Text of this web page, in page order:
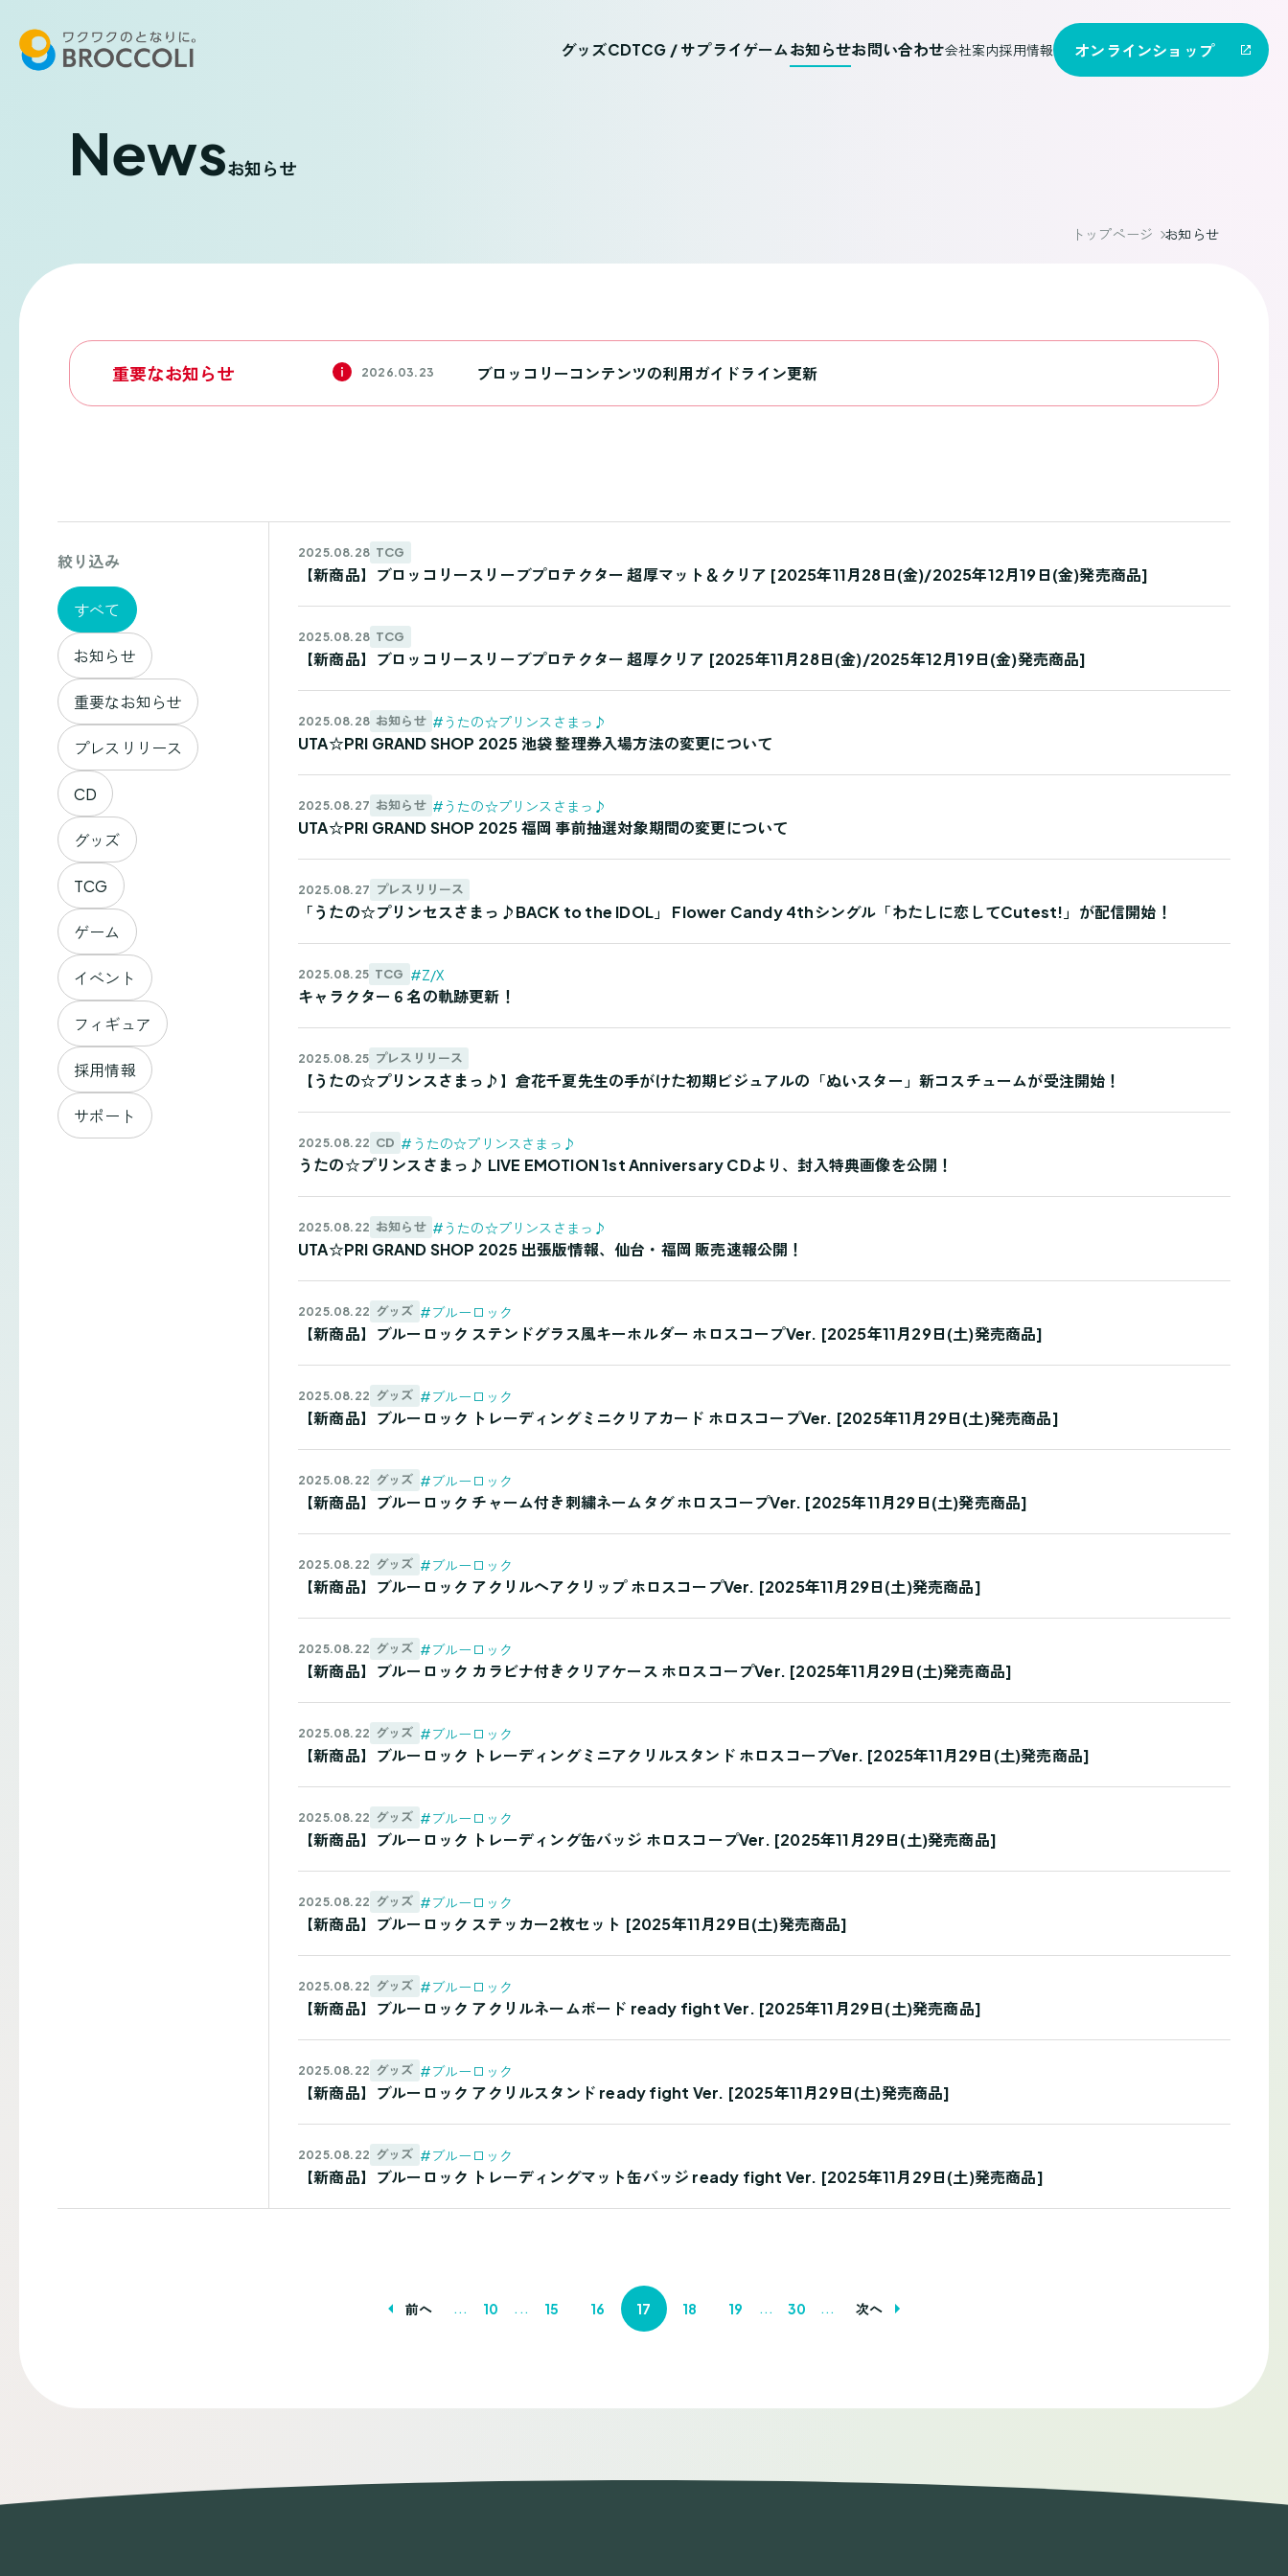
グッズCDTCG / サプライゲームお知らせお問い合わせ会社案内採用情報 オンラインショップ
Newsお知らせ
トップページ お知らせ
重要なお知らせ 2026.03.23 ブロッコリーコンテンツの利用ガイドライン更新
知
ら
せ
一
覧
絞り込み
すべて
お知らせ
重要なお知らせ
プレスリリース
CD
グッズ
TCG
ゲーム
イベント
フィギュア
採用情報
サポート
2025.08.28 TCG
【新商品】ブロッコリースリーブプロテクター 超厚マット＆クリア [2025年11月28日(金)/2025年12月19日(金)発売商品]
2025.08.28 TCG
【新商品】ブロッコリースリーブプロテクター 超厚クリア [2025年11月28日(金)/2025年12月19日(金)発売商品]
2025.08.28 お知らせ #うたの☆プリンスさまっ♪
UTA☆PRI GRAND SHOP 2025 池袋 整理券入場方法の変更について
2025.08.27 お知らせ #うたの☆プリンスさまっ♪
UTA☆PRI GRAND SHOP 2025 福岡 事前抽選対象期間の変更について
2025.08.27 プレスリリース
「うたの☆プリンセスさまっ♪BACK to the IDOL」 Flower Candy 4thシングル「わたしに恋してCutest!」が配信開始！
2025.08.25 TCG #Z/X
キャラクター６名の軌跡更新！
2025.08.25 プレスリリース
【うたの☆プリンスさまっ♪】倉花千夏先生の手がけた初期ビジュアルの「ぬいスター」新コスチュームが受注開始！
2025.08.22 CD #うたの☆プリンスさまっ♪
うたの☆プリンスさまっ♪ LIVE EMOTION 1st Anniversary CDより、封入特典画像を公開！
2025.08.22 お知らせ #うたの☆プリンスさまっ♪
UTA☆PRI GRAND SHOP 2025 出張版情報、仙台・福岡 販売速報公開！
2025.08.22 グッズ #ブルーロック
【新商品】ブルーロック ステンドグラス風キーホルダー ホロスコープVer. [2025年11月29日(土)発売商品]
2025.08.22 グッズ #ブルーロック
【新商品】ブルーロック トレーディングミニクリアカード ホロスコープVer. [2025年11月29日(土)発売商品]
2025.08.22 グッズ #ブルーロック
【新商品】ブルーロック チャーム付き刺繍ネームタグ ホロスコープVer. [2025年11月29日(土)発売商品]
2025.08.22 グッズ #ブルーロック
【新商品】ブルーロック アクリルヘアクリップ ホロスコープVer. [2025年11月29日(土)発売商品]
2025.08.22 グッズ #ブルーロック
【新商品】ブルーロック カラビナ付きクリアケース ホロスコープVer. [2025年11月29日(土)発売商品]
2025.08.22 グッズ #ブルーロック
【新商品】ブルーロック トレーディングミニアクリルスタンド ホロスコープVer. [2025年11月29日(土)発売商品]
2025.08.22 グッズ #ブルーロック
【新商品】ブルーロック トレーディング缶バッジ ホロスコープVer. [2025年11月29日(土)発売商品]
2025.08.22 グッズ #ブルーロック
【新商品】ブルーロック ステッカー2枚セット [2025年11月29日(土)発売商品]
2025.08.22 グッズ #ブルーロック
【新商品】ブルーロック アクリルネームボード ready fight Ver. [2025年11月29日(土)発売商品]
2025.08.22 グッズ #ブルーロック
【新商品】ブルーロック アクリルスタンド ready fight Ver. [2025年11月29日(土)発売商品]
2025.08.22 グッズ #ブルーロック
【新商品】ブルーロック トレーディングマット缶バッジ ready fight Ver. [2025年11月29日(土)発売商品]
ゲ
前へ ... 10 ... 15 16 17 18 19 ... 30 ... 次へ